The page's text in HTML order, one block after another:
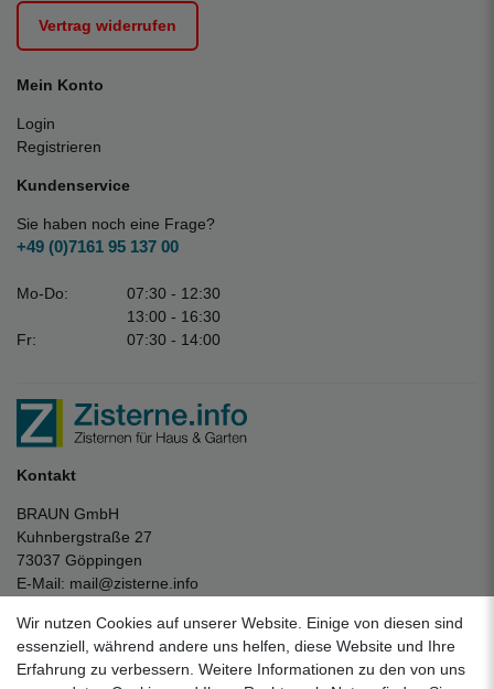
Vertrag widerrufen
Mein Konto
Login
Registrieren
Kundenservice
Sie haben noch eine Frage?
+49 (0)7161 95 137 00
Mo-Do:
07:30 - 12:30
13:00 - 16:30
Fr:
07:30 - 14:00
Kontakt
BRAUN GmbH
Kuhnbergstraße 27
73037 Göppingen
E-Mail: mail@zisterne.info
Unternehmen
Datenschutzerklärung
Wir nutzen Cookies auf unserer Website. Einige von diesen sind
essenziell, während andere uns helfen, diese Website und Ihre
Erfahrung zu verbessern. Weitere Informationen zu den von uns